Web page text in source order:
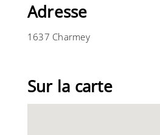
Adresse
1637 Charmey
Sur la carte